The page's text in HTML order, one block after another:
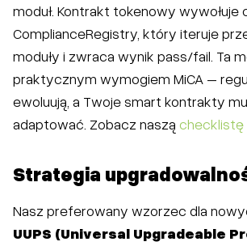
moduł. Kontrakt tokenowy wywołuje
ComplianceRegistry, który iteruje
moduły i zwraca wynik pass/fail. Ta
praktycznym wymogiem MiCA –
ewoluują, a Twoje smart kontrakty
adaptować. Zobacz naszą checklistę
Strategia
Nasz preferowany wzorzec dla
UUPS (Universal Upgradeable